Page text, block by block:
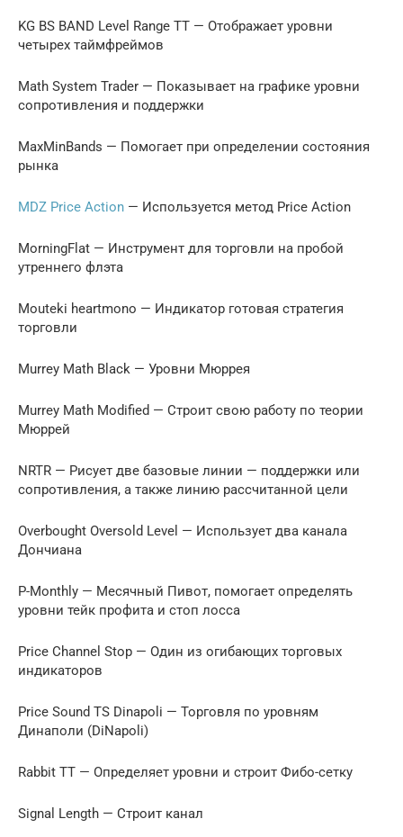
KG BS BAND Level Range TT — Отображает уровни
четырех таймфреймов
Math System Trader — Показывает на графике уровни
сопротивления и поддержки
MaxMinBands — Помогает при определении состояния
рынка
MDZ Price Action — Используется метод Price Action
MorningFlat — Инструмент для торговли на пробой
утреннего флэта
Mouteki heartmono — Индикатор готовая стратегия
торговли
Murrey Math Black — Уровни Мюррея
Murrey Math Modified — Строит свою работу по теории
Мюррей
NRTR — Рисует две базовые линии — поддержки или
сопротивления, а также линию рассчитанной цели
Overbought Oversold Level — Использует два канала
Дончиана
P-Monthly — Месячный Пивот, помогает определять
уровни тейк профита и стоп лосса
Price Channel Stop — Один из огибающих торговых
индикаторов
Price Sound TS Dinapoli — Торговля по уровням
Динаполи (DiNapoli)
Rabbit TT — Определяет уровни и строит Фибо-сетку
Signal Length — Строит канал